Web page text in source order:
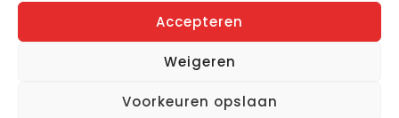
Accepteren
Weigeren
Voorkeuren opslaan
Rechtsbijstand
ook dan zijn jij, je passagiers en bagage verzekerd.